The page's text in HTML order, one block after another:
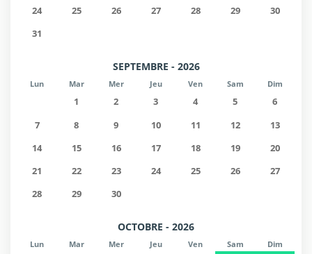
24 25 26 27 28 29
30
31
SEPTEMBRE - 2026
Lun Mar Mer Jeu Ven Sam Dim
1 2 3 4 5
6
7
8 9 10 11 12
13
14
15 16 17 18 19
20
21
22 23 24 25 26
27
28
29 30
OCTOBRE - 2026
Lun Mar Mer Jeu Ven Sam Dim